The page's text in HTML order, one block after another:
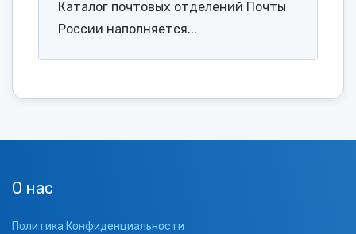
Каталог почтовых отделений Почты
России наполняется...
О нас
Политика Конфиденциальности